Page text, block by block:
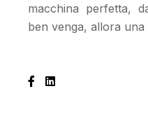
macchina perfetta,
ben venga, allora